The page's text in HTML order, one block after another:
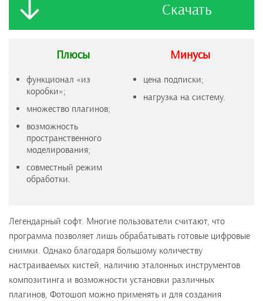
Скачать
Плюсы
функционал «из
коробки»;
множество плагинов;
возможность
пространственного
моделирования;
совместный режим
обработки.
Минусы
цена подписки;
нагрузка на систему.
Легендарный софт. Многие пользователи считают, что
программа позволяет лишь обрабатывать готовые цифровые
снимки. Однако благодаря большому количеству
настраиваемых кистей, наличию эталонных инструментов
композитинга и возможности установки различных
плагинов, Фотошоп можно применять и для создания